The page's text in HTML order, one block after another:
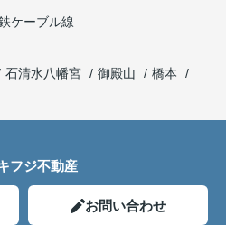
ケーブル線
石清水八幡宮 御殿山
橋本
フジ不動産
お問い合わせ